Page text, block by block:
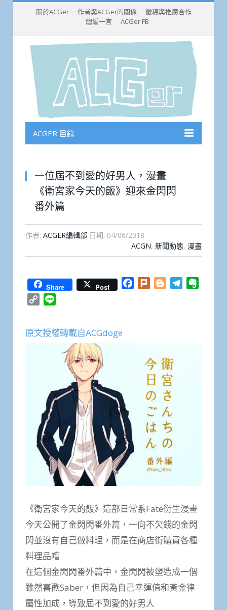
關於ACGer 作者與ACGer的關係
徵稿與推廣合作
總編一言
ACGer FB
ACGER 目錄
一位屆不到愛的好男人，漫畫
《衛宮家今天的飯》迎來金閃閃
番外篇
作者: ACGER編輯部 日期: 04/06/2018
ACGN, 新聞動態, 漫畫
Share Post Facebook
Plurk BloggerTelegram
Copy
原文授權轉載自ACGdoge
《衛宮家今天的飯》這部日常系Fate衍生漫畫
今天公開了金閃閃番外篇，一向不欠錢的金閃
閃並沒有自己做料理，而是在商店街購買各種
料理品嚐
在這個金閃閃番外篇中，金閃閃被塑造成一個
雖然喜歡Saber，但因為自己幸運值和黃金律
屬性加成，導致屆不到愛的好男人